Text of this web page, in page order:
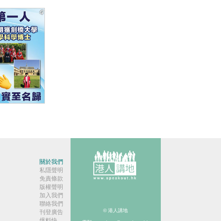
關於我們
私隱聲明
免責條款
版權聲明
加入我們
聯絡我們
刊登廣告
© 港人講地